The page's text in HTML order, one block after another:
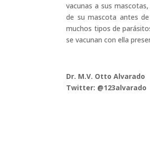
vacunas a sus
de su mascota antes
muchos tipos de
se vacunan con ella
Dr. M.V. Otto Alvarado
Twitter: @123alvarado